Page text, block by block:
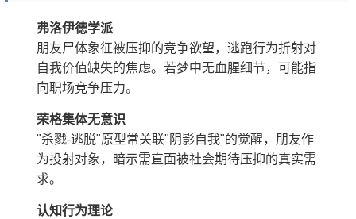
弗洛伊德学派
朋友尸体象征被压抑的竞争欲望，逃跑行为折射对
自我价值缺失的焦虑。若梦中无血腥细节，可能指
向职场竞争压力。
荣格集体无意识
"杀戮-逃脱"原型常关联"阴影自我"的觉醒，朋友作
为投射对象，暗示需直面被社会期待压抑的真实需
求。
认知行为理论